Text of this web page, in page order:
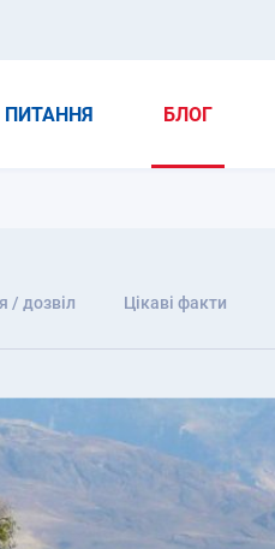
ПИТАННЯ БЛОГ
/ дозвіл Цікаві факти